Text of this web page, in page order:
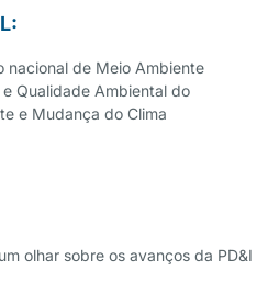
nacional de Meio Ambiente
Qualidade Ambiental do
e Mudança do Clima
olhar sobre os avanços da PD&I